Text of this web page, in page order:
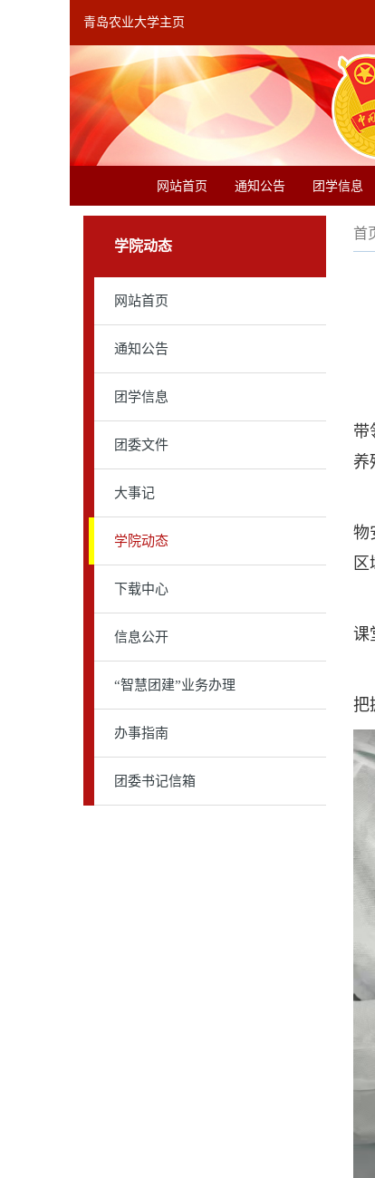
青岛农业大学主页
网站首页 通知公告 团学信息
学院动态
网站首页
通知公告
团学信息
团委文件
大事记
学院动态
下载中心
信息公开
“智慧团建”业务办理
办事指南
团委书记信箱
首
5
带
养
物
区
课
把